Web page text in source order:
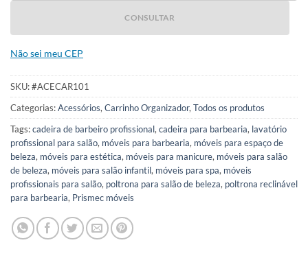
CONSULTAR
Não sei meu CEP
SKU:#ACECAR101
Categorias:Acessórios, Carrinho Organizador, Todos os produtos
Tags:cadeira de barbeiro profissional, cadeira para barbearia, lavatório
profissional para salão, móveis para barbearia, móveis para espaço de
beleza, móveis para estética, móveis para manicure, móveis para salão
de beleza, móveis para salão infantil, móveis para spa, móveis
profissionais para salão, poltrona para salão de beleza, poltrona reclinável
para barbearia, Prismec móveis